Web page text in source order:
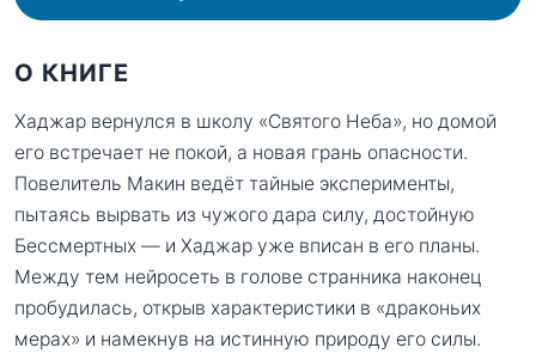
О КНИГЕ
Хаджар вернулся в школу «Святого Неба», но домой
его встречает не покой, а новая грань опасности.
Повелитель Макин ведёт тайные эксперименты,
пытаясь вырвать из чужого дара силу, достойную
Бессмертных — и Хаджар уже вписан в его планы.
Между тем нейросеть в голове странника наконец
пробудилась, открыв характеристики в «драконьих
мерах» и намекнув на истинную природу его силы.